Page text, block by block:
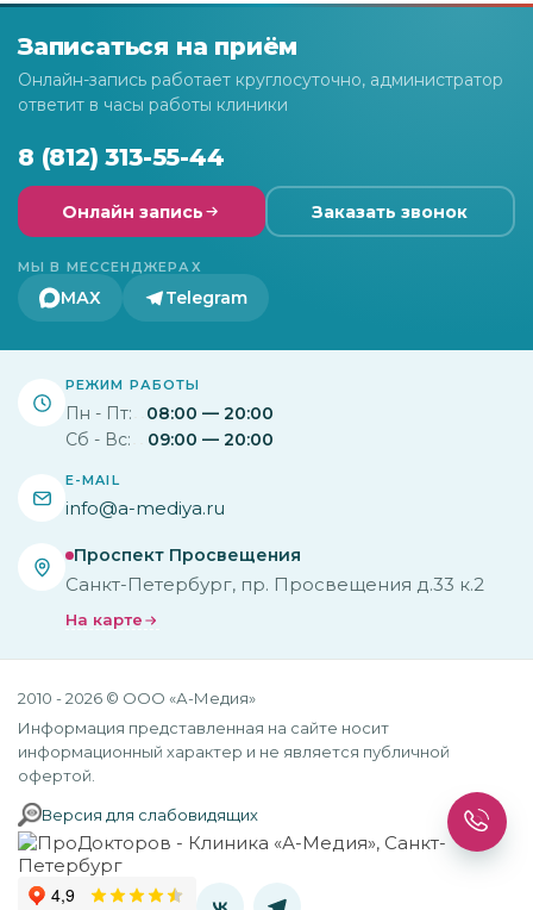
Записаться на приём
Онлайн-запись работает круглосуточно, администратор
ответит в часы работы клиники
8 (812) 313-55-44
Онлайн запись Заказать звонок
МЫ В МЕССЕНДЖЕРАХ
МАХ Telegram
РЕЖИМ РАБОТЫ
Пн - Пт:
08:00 — 20:00
Сб - Вс:
09:00 — 20:00
E-MAIL
info@a-mediya.ru
Проспект Просвещения
Санкт-Петербург, пр. Просвещения д.33 к.2
На карте
2010 - 2026 © ООО «А-Медия»
Информация представленная на сайте носит
информационный характер и не является публичной
офертой.
Версия для слабовидящих